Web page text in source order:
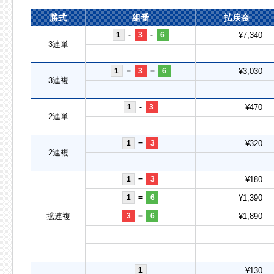
勝式 組番 払戻金
3連単
1 - 3 - 6 ¥7,340
3連複
1 = 3 = 6 ¥3,030
2連単
1 - 3 ¥470
2連複
1 = 3 ¥320
拡連複
1 = 3 ¥180
1 = 6 ¥1,390
3 = 6 ¥1,890
1 ¥130